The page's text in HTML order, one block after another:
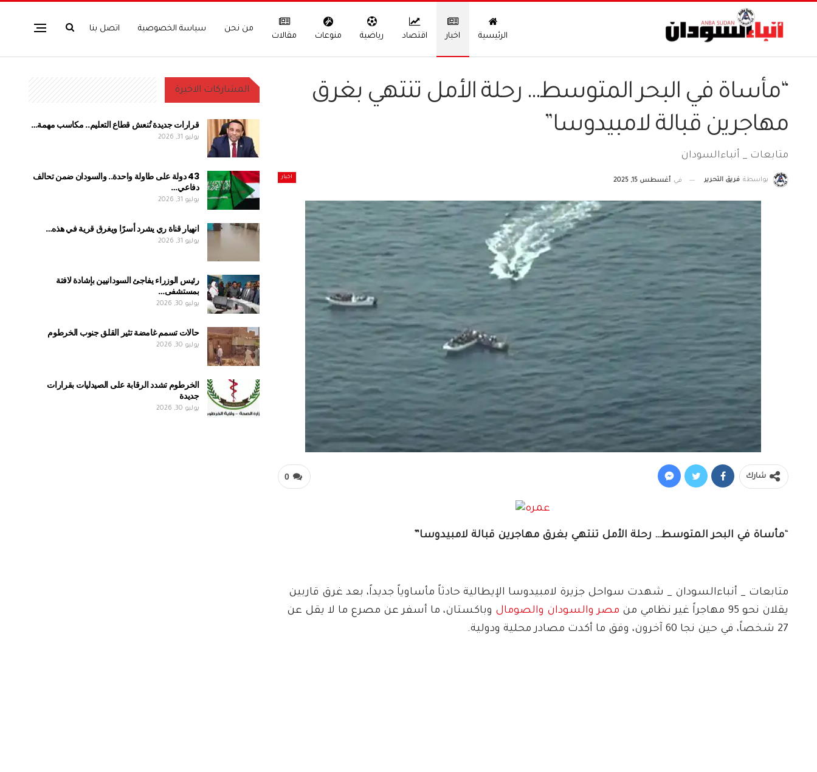
الرئيسية اخبار اقتصاد رياضية منوعات مقالات
من نحن سياسة الخصوصية اتصل بنا
“مأساة في البحر المتوسط… رحلة الأمل تنتهي بغرق
مهاجرين قبالة لامبيدوسا”
متابعات _ أنباءالسودان
اخبار بواسطة فريق التحرير في أغسطس 15, 2025
0 شارك
مأساة في البحر المتوسط… رحلة الأمل تنتهي بغرق مهاجرين قبالة لامبيدوسا”
متابعات _ أنباءالسودان _ شهدت سواحل جزيرة لامبيدوسا الإيطالية حادثاً مأساوياً جديداً، بعد غرق قاربين
يقلان نحو 95 مهاجراً غير نظامي من
مصر والسودان والصومال وباكستان، ما أسفر عن مصرع ما لا يقل عن
27 شخصاً، في حين نجا 60 آخرون، وفق ما أكدت مصادر محلية ودولية.
المشاركات الاخيرة
قرارات جديدة تُنعش قطاع التعليم.. مكاسب مهمة…
يوليو 31, 2026
43 دولة على طاولة واحدة.. والسودان ضمن تحالف
دفاعي…
يوليو 31, 2026
انهيار قناة ري يشرد أسرًا ويغرق قرية في هذه…
يوليو 31, 2026
رئيس الوزراء يفاجئ السودانيين بإشادة لافتة
بمستشفى…
يوليو 30, 2026
حالات تسمم غامضة تثير القلق جنوب الخرطوم
يوليو 30, 2026
الخرطوم تشدد الرقابة على الصيدليات بقرارات
جديدة
يوليو 30, 2026